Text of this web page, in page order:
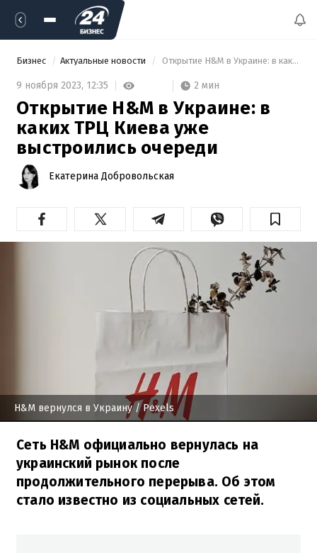
Бизнес Актуальные новости Открытие H&M в Украине: в каких ТРЦ Киева уже выстроились очереди
9 ноября 2023, 12:35 2 мин
Открытие H&M в Украине: в
каких ТРЦ Киева уже
выстроились очереди
Екатерина Добровольская
H&M вернулся в Украину/ Pexels
Сеть H&M официально вернулась на
украинский рынок после
продолжительного перерыва. Об этом
стало известно из социальных сетей.